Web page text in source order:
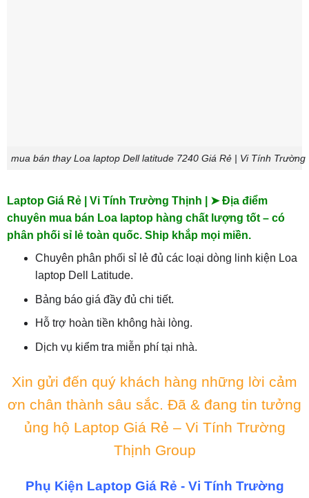
mua bán thay Loa laptop Dell latitude 7240 Giá Rẻ | Vi Tính Trường
Laptop Giá Rẻ | Vi Tính Trường Thịnh | ➤ Địa điểm
chuyên mua bán Loa laptop hàng chất lượng tốt – có
phân phối sỉ lẻ toàn quốc. Ship khắp mọi miền.
Chuyên phân phối sỉ lẻ đủ các loại dòng linh kiện Loa
laptop Dell Latitude.
Bảng báo giá đầy đủ chi tiết.
Hỗ trợ hoàn tiền không hài lòng.
Dịch vụ kiểm tra miễn phí tại nhà.
Xin gửi đến quý khách hàng những lời cảm
ơn chân thành sâu sắc. Đã & đang tin tưởng
ủng hộ Laptop Giá Rẻ – Vi Tính Trường
Thịnh Group
Phụ Kiện Laptop Giá Rẻ - Vi Tính Trường